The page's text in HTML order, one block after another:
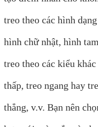
treo theo các hình
hình chữ nhật, hình
treo theo các kiểu
thấp, treo ngang hay
thẳng, v.v. Bạn nên